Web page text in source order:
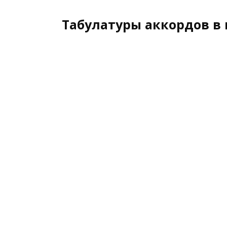
Табулатуры аккордов в